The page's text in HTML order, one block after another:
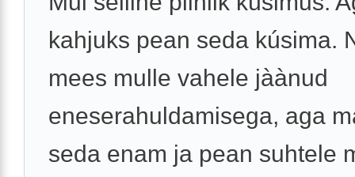
kahjuks pean seda kúsima.
mees mulle vahele jàànud
eneserahuldamisega, aga
seda enam ja pean suhtele